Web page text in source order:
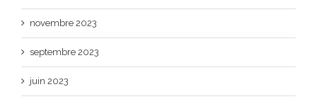
novembre 2023
septembre 2023
juin 2023